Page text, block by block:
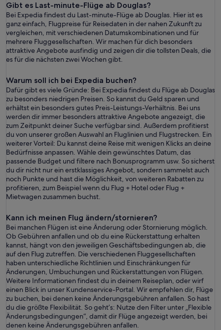
Gibt es Last-minute-Flüge ab Douglas?
Bei Expedia findest du Last-minute-Flüge ab Douglas. Hier ist es
ganz einfach, Flugpreise für Reisedaten in der nahen Zukunft zu
vergleichen, mit verschiedenen Datumskombinationen und für
mehrere Fluggesellschaften. Wir machen für dich besonders
attraktive Angebote ausfindig und zeigen dir die tollsten Deals, die
es für die nächsten zwei Wochen gibt.
Warum soll ich bei Expedia buchen?
Dafür gibt es viele Gründe: Bei Expedia findest du Flüge ab Douglas
zu besonders niedrigen Preisen. So kannst du Geld sparen und
erhältst ein besonders gutes Preis-Leistungs-Verhältnis. Bei uns
werden dir immer besonders attraktive Angebote angezeigt, die
zum Zeitpunkt deiner Suche verfügbar sind. Außerdem profitierst
du von unserer großen Auswahl an Fluglinien und Flugstrecken. Ein
weiterer Vorteil: Du kannst deine Reise mit wenigen Klicks an deine
Bedürfnisse anpassen. Wähle dein gewünschtes Datum, das
passende Budget und filtere nach Bonusprogramm usw. So sicherst
du dir nicht nur ein erstklassiges Angebot, sondern sammelst auch
noch Punkte und hast die Möglichkeit, von weiteren Rabatten zu
profitieren, zum Beispiel wenn du Flug + Hotel oder Flug +
Mietwagen zusammen buchst.
Kann ich meinen Flug ändern/stornieren?
Bei manchen Flügen ist eine Änderung oder Stornierung möglich.
Ob Gebühren anfallen und ob du eine Rückerstattung erhalten
kannst, hängt von den jeweiligen Geschäftsbedingungen ab, die
auf den Flug zutreffen. Die verschiedenen Fluggesellschaften
haben unterschiedliche Richtlinien und Einschränkungen für
Änderungen, Umbuchungen und Rückerstattungen von Flügen.
Weitere Informationen findest du in deinem Reiseplan, oder wirf
einen Blick in unser Kundenservice-Portal. Wir empfehlen dir, Flüge
zu buchen, bei denen keine Änderungsgebühren anfallen. So hast
du die größte Flexibilität. So geht’s: Nutze den Filter unter „Flexible
Änderungsbedingungen“, damit dir Flüge angezeigt werden, bei
denen keine Änderungsgebühren anfallen.